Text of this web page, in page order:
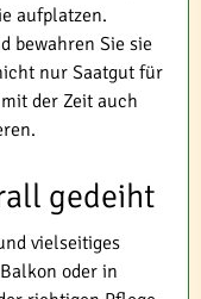
aufplatzen.
bewahren Sie sie
nur Saatgut für
der Zeit auch
gedeiht
vielseitiges
oder in